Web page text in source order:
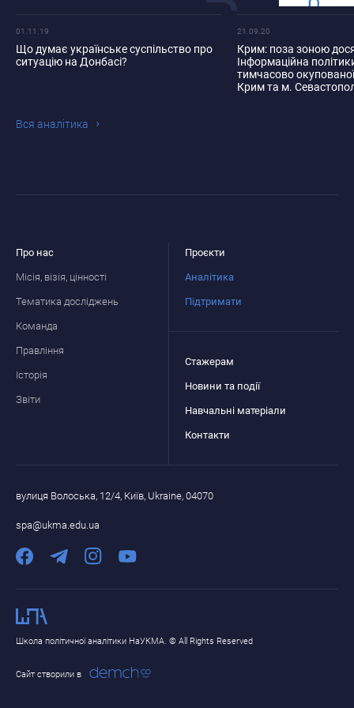
01.11.19
Що думає українське суспільство про
ситуацію на Донбасі?
21.09.20
Крим: поза зоною
Інформаційна
тимчасово окупованої
Крим та м.
Вся аналiтика
Про нас
Місія, візія, цінності
Тематика досліджень
Команда
Правління
Історія
Звіти
Проєкти
Аналітика
Підтримати
Стажерам
Новини та події
Навчальні матеріали
Контакти
вулиця Волоська, 12/4, Київ, Ukraine, 04070
spa@ukma.edu.ua
Школа політичної аналітики НаУКМА. © All Rights Reserved
Сайт створили в